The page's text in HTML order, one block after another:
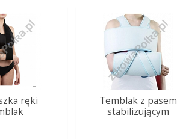
ręki
Temblak z pasem
stabilizującym